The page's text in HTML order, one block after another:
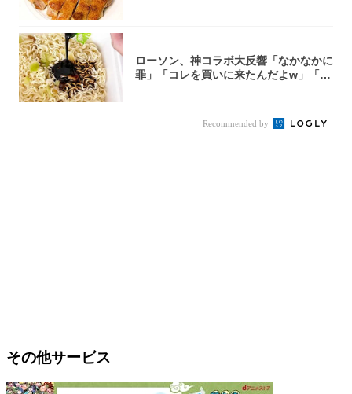
ローソン、神コラボ大反響「なかなかに
罪」「コレを買いに来たんだよw」「３
Recommended by
その他サービス